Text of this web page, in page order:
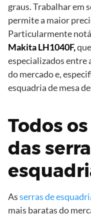
graus. Trabalhar em
permite a maior
Particularmente
Makita LH1040F,
especializados entre
do mercado e,
esquadria de mesa
Todos
das
Asserras de
mais baratas do